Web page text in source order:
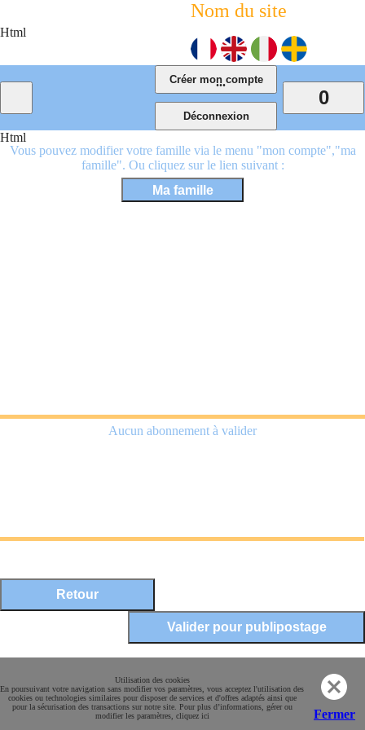
Html
Nom du site
Html
0
...
Vous pouvez modifier votre famille via le menu "mon compte","ma
famille". Ou cliquez sur le lien suivant :
Aucun abonnement à valider
Utilisation des cookies
En poursuivant votre navigation sans modifier vos paramètres, vous acceptez l'utilisation des
cookies ou technologies similaires pour disposer de services et d'offres adaptés ainsi que
pour la sécurisation des transactions sur notre site. Pour plus d’informations, gérer ou
modifier les paramètres, cliquez ici
Fermer
Paiement sécurisé
Conditions Générales de Vente